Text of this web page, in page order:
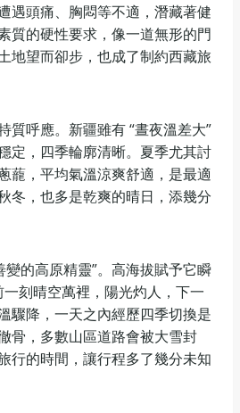
遇頭痛、胸悶等不適，潛藏著健
質的硬性要求，像一道無形的門
地望而卻步，也成了制約西藏旅
質呼應。新疆雖有 “晝夜溫差大”
定，四季輪廓清晰。夏季尤其討
蘢，平均氣溫涼爽舒適，是最適
冬，也多是乾爽的晴日，添幾分
變的高原精靈”。高海拔賦予它瞬
刻晴空萬裡，陽光灼人，下一
驟降，一天之內經歷四季切換是
骨，多數山區道路會被大雪封
行的時間，讓行程多了幾分未知